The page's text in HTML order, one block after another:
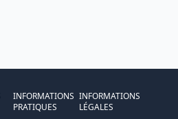
INFORMATIONS
PRATIQUES
INFORMATIONS
LÉGALES